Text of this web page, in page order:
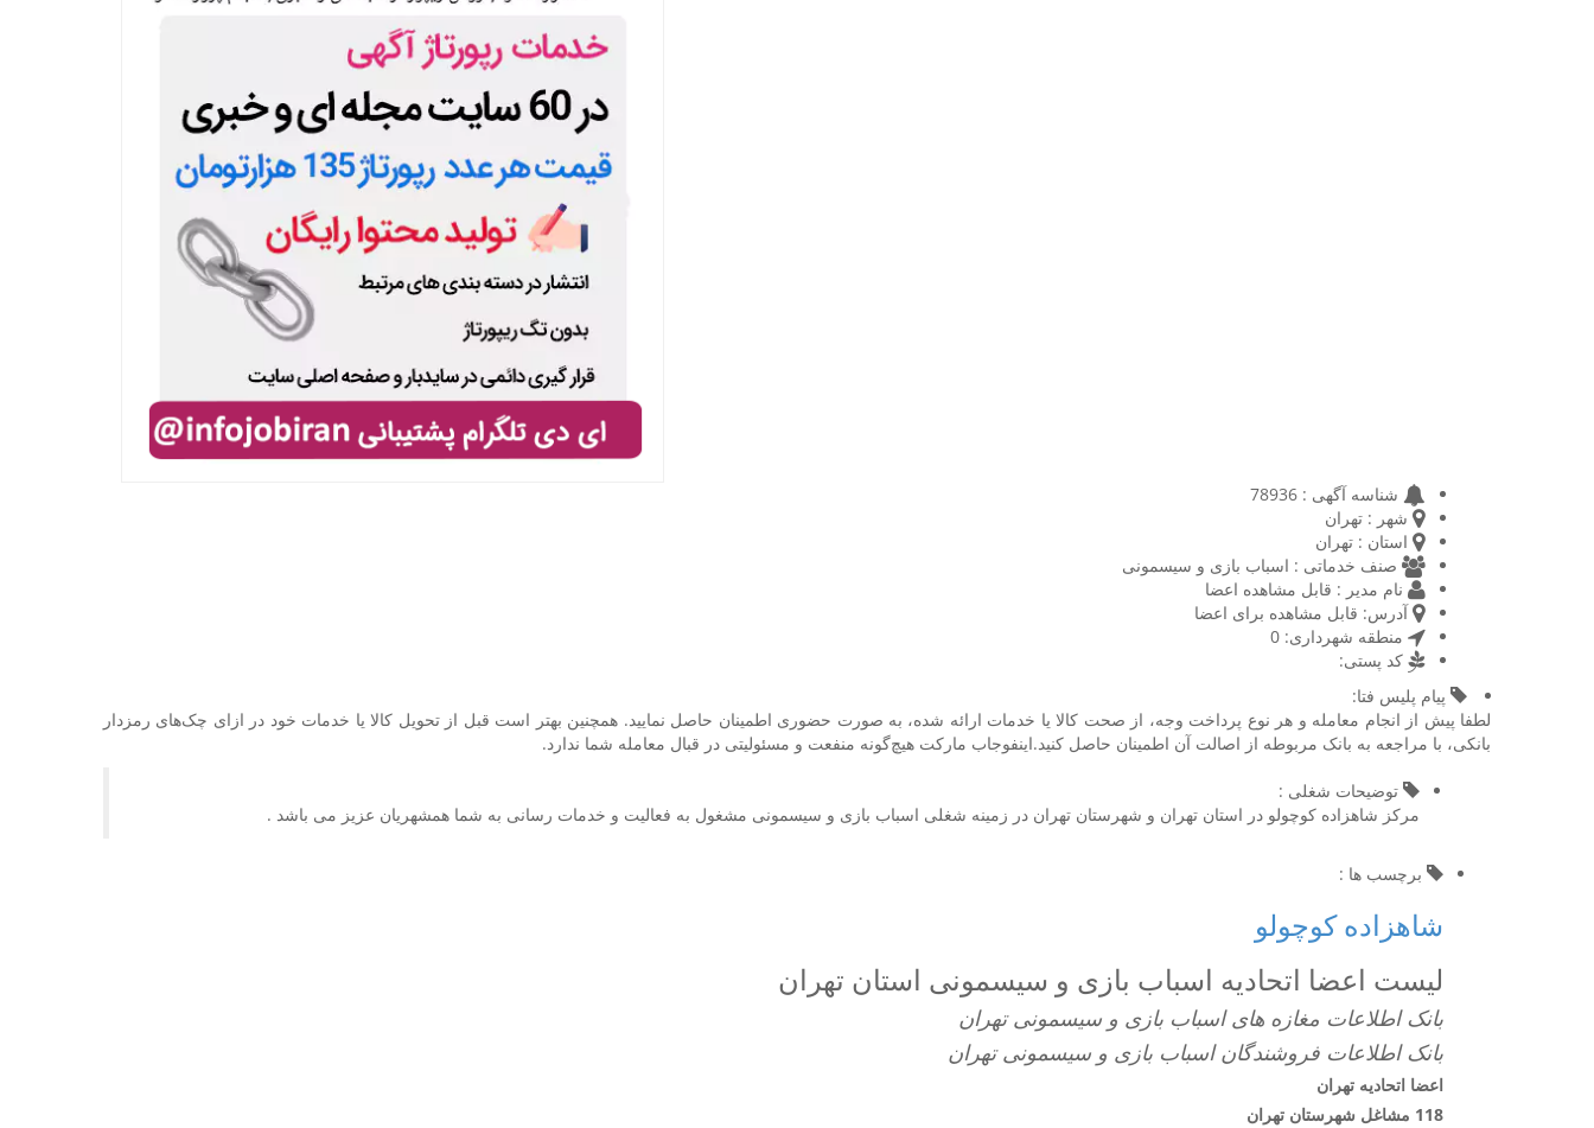
شناسه آگهی : 78936
شهر : تهران
استان : تهران
صنف خدماتی : اسباب بازی و سیسمونی
نام مدیر : قابل مشاهده اعضا
آدرس: قابل مشاهده برای اعضا
منطقه شهرداری: 0
کد پستی:
پیام پلیس فتا:
لطفا پیش از انجام معامله و هر نوع پرداخت وجه، از صحت کالا یا خدمات ارائه شده، به صورت حضوری اطمینان حاصل نمایید. همچنین بهتر است قبل از تحویل کالا یا خدمات خود در ازای چک‌های رمزدار
بانکی، با مراجعه به بانک مربوطه از اصالت آن اطمینان حاصل کنید.اینفوجاب مارکت هیچ‌گونه منفعت و مسئولیتی در قبال معامله شما ندارد.
توضیحات شغلی :
مرکز شاهزاده کوچولو در استان تهران و شهرستان تهران در زمینه شغلی اسباب بازی و سیسمونی مشغول به فعالیت و خدمات رسانی به شما همشهریان عزیز می باشد .
برچسب ها :
شاهزاده کوچولو
لیست اعضا اتحادیه اسباب بازی و سیسمونی استان تهران
بانک اطلاعات مغازه های اسباب بازی و سیسمونی تهران
بانک اطلاعات فروشندگان اسباب بازی و سیسمونی تهران
اعضا اتحادیه تهران
118 مشاغل شهرستان تهران